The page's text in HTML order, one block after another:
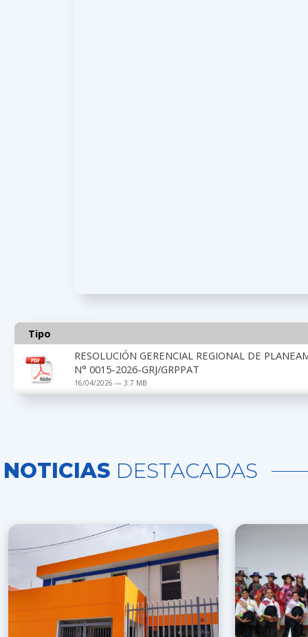
Tipo
RESOLUCIÓN GERENCIAL REGIONAL DE
N° 0015-2026-GRJ/GRPPAT
16/04/2026 — 3.7 MB
NOTICIAS DESTACADAS